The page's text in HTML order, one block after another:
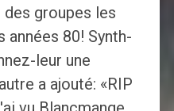
des groupes les
80! Synth-
leur une
a ajouté: «RIP